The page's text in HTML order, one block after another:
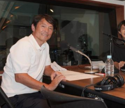
ーでは、来場者が選んだ“人生の最
る思い出を紹介。音楽を通してこ
がら、これからの“自分らしい生
した。田村は、人生の最後に流し
で流す曲は決めている。しかも自
て、毎日ギターの弾き語りを書斎
しているんです。娘たちにも聴
式のときに『パパが弾いてた曲だ